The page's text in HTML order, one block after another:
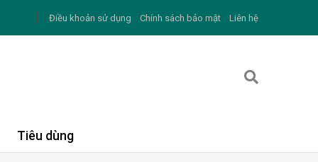
Điều khoản sử dụng Chính sách bảo mật Liên hệ
Tiêu dùng